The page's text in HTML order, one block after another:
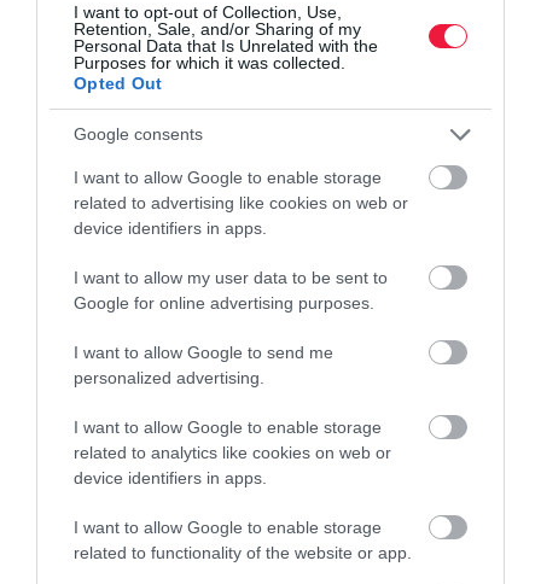
I want to opt-out of Collection, Use,
Retention, Sale, and/or Sharing of my
Personal Data that Is Unrelated with the
Purposes for which it was collected.
Opted Out
Google consents
I want to allow Google to enable storage
related to advertising like cookies on web or
device identifiers in apps.
I want to allow my user data to be sent to
Google for online advertising purposes.
I want to allow Google to send me
personalized advertising.
I want to allow Google to enable storage
related to analytics like cookies on web or
device identifiers in apps.
I want to allow Google to enable storage
related to functionality of the website or app.